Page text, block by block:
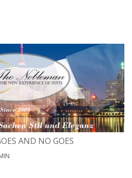
AND NO GOES